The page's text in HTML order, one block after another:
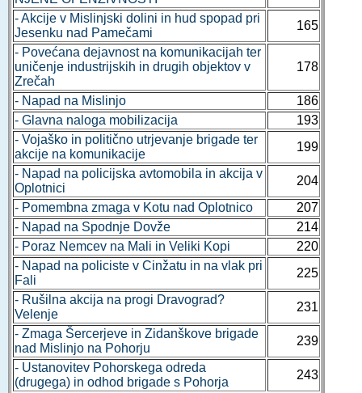
- Akcije v Mislinjski dolini in hud spopad pri
Jesenku nad Pamečami
165
- Povećana dejavnost na komunikacijah ter
uničenje industrijskih in drugih objektov v
Zrečah
178
- Napad na Mislinjo
186
- Glavna naloga mobilizacija
193
- Vojaško in politično utrjevanje brigade ter
akcije na komunikacije
199
- Napad na policijska avtomobila in akcija v
Oplotnici
204
- Pomembna zmaga v Kotu nad Oplotnico
207
- Napad na Spodnje Dovže
214
- Poraz Nemcev na Mali in Veliki Kopi
220
- Napad na policiste v Cinžatu in na vlak pri
Fali
225
- Rušilna akcija na progi Dravograd?
Velenje
231
- Zmaga Šercerjeve in Zidanškove brigade
nad Mislinjo na Pohorju
239
- Ustanovitev Pohorskega odreda
(drugega) in odhod brigade s Pohorja
243